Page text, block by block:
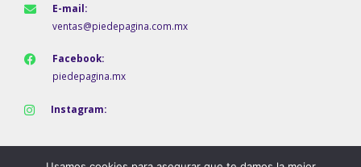
E-mail:
ventas@piedepagina.com.mx
Facebook:
piedepagina.mx
Instagram: